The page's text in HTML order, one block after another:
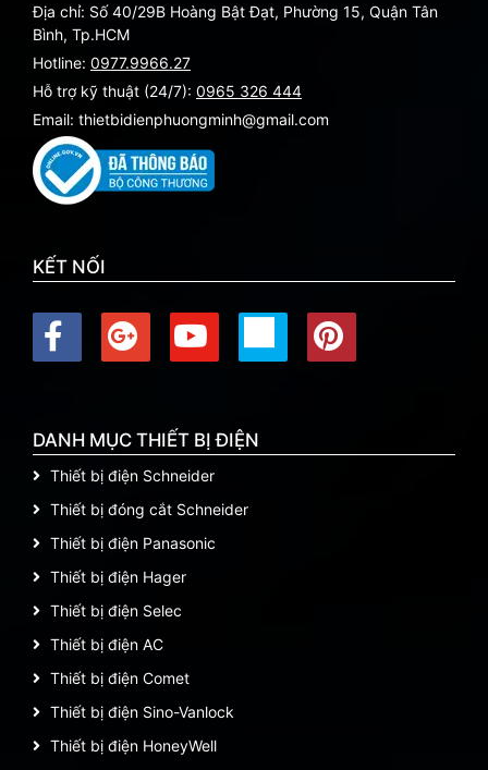
Địa chỉ: Số 40/29B Hoàng Bật Đạt, Phường 15, Quận Tân
Bình, Tp.HCM
Hotline: 0977.9966.27
Hỗ trợ kỹ thuật (24/7): 0965 326 444
Email: thietbidienphuongminh@gmail.com
KẾT NỐI
DANH MỤC THIẾT BỊ ĐIỆN
Thiết bị điện Schneider
Thiết bị đóng cắt Schneider
Thiết bị điện Panasonic
Thiết bị điện Hager
Thiết bị điện Selec
Thiết bị điện AC
Thiết bị điện Comet
Thiết bị điện Sino-Vanlock
Thiết bị điện HoneyWell